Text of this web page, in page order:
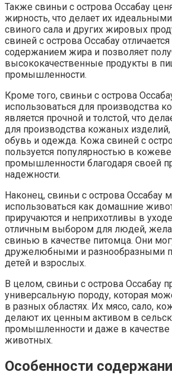
Также свиньи с острова Оссабау
жирность, что делает их
свиного сала и других жировых
свиней с острова Оссабау
содержанием жира и позволяет
высококачественные продукты в
промышленности.
Кроме того, свиньи с острова
использоваться для производства
является прочной и толстой, что
для производства кожаных изделий,
обувь и одежда. Кожа свиней с
пользуется популярностью в
промышленности благодаря своей
надежности.
Наконец, свиньи с острова Оссабау
использоваться как домашние
приручаются и неприхотливы в
отличным выбором для людей,
свинью в качестве питомца. Они
дружелюбными и разнообразными
детей и взрослых.
В целом, свиньи с острова Оссабау
универсальную породу, которая
в разных областях. Их мясо, сало,
делают их ценным активом в
промышленности и даже в
животных.
Особенности